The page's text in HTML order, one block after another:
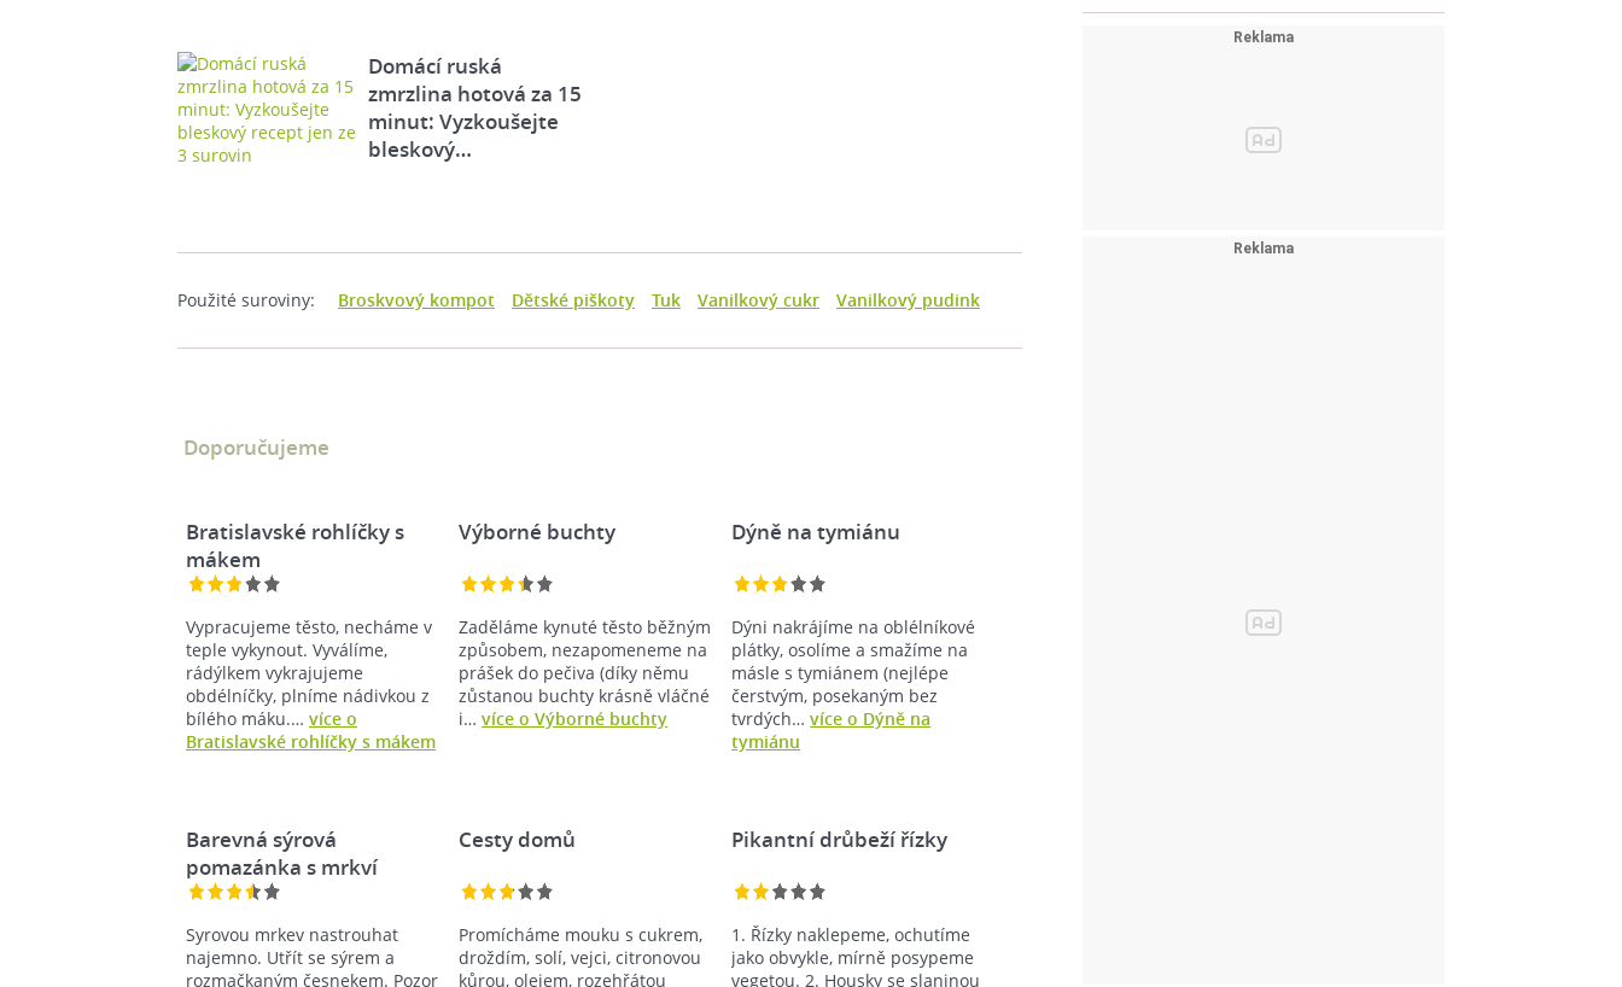
Domácí ruská
zmrzlina hotová za 15
minut: Vyzkoušejte
bleskový…
Použité suroviny: Broskvový kompot Dětské piškoty Tuk Vanilkový cukr Vanilkový pudink
Doporučujeme
Bratislavské rohlíčky s
mákem
Vypracujeme těsto, necháme v
teple vykynout. Vyválíme,
rádýlkem vykrajujeme
obdélníčky, plníme nádivkou z
bílého máku.… více o
Bratislavské rohlíčky s mákem
Výborné buchty
Zaděláme kynuté těsto běžným
způsobem, nezapomeneme na
prášek do pečiva (díky němu
zůstanou buchty krásně vláčné
i…více o Výborné buchty
Dýně na tymiánu
Dýni nakrájíme na oblélníkové
plátky, osolíme a smažíme na
másle s tymiánem (nejlépe
čerstvým, posekaným bez
tvrdých…více o Dýně na
tymiánu
Barevná sýrová
pomazánka s mrkví
Syrovou mrkev nastrouhat
najemno. Utřít se sýrem a
rozmačkaným česnekem. Pozor
Cesty domů
Promícháme mouku s cukrem,
droždím, solí, vejci, citronovou
kůrou, olejem, rozehřátou
Pikantní drůbeží řízky
1. Řízky naklepeme, ochutíme
jako obvykle, mírně posypeme
vegetou. 2. Housky se slaninou